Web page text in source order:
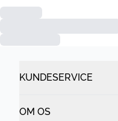
KUNDESERVICE
OM OS